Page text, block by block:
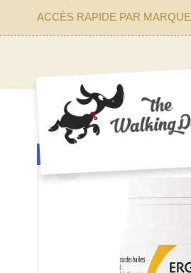
ACCÈS RAPIDE PAR MARQUE